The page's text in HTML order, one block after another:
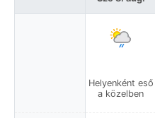
Helyenként eső
a közelben